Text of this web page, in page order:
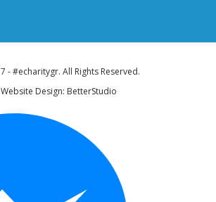
- #echaritygr. All Rights Reserved.
Website Design: BetterStudio